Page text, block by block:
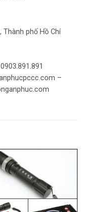
Thành phố Hồ Chí
–